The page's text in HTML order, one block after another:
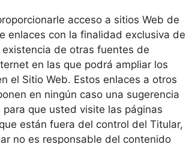
acceso a sitios Web de
enlaces con la finalidad exclusiva de
de otras fuentes de
en las que podrá ampliar los
el Sitio Web. Estos enlaces a otros
en ningún caso una sugerencia
para que usted visite las páginas
están fuera del control del Titular,
no es responsable del contenido